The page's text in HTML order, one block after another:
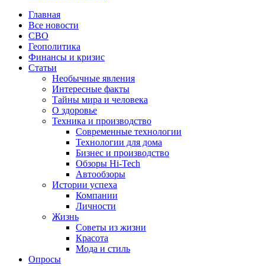
Главная
Все новости
СВО
Геополитика
Финансы и кризис
Статьи
Необычные явления
Интересные факты
Тайны мира и человека
О здоровье
Техника и производство
Современные технологии
Технологии для дома
Бизнес и производство
Обзоры Hi-Tech
Автообзоры
Истории успеха
Компании
Личности
Жизнь
Советы из жизни
Красота
Мода и стиль
Опросы